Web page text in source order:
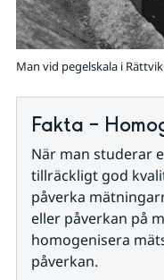
Man vid pegelskala i
Fakta –
När man studerar
tillräckligt god
påverka
eller påverkan på
homogenisera
påverkan.